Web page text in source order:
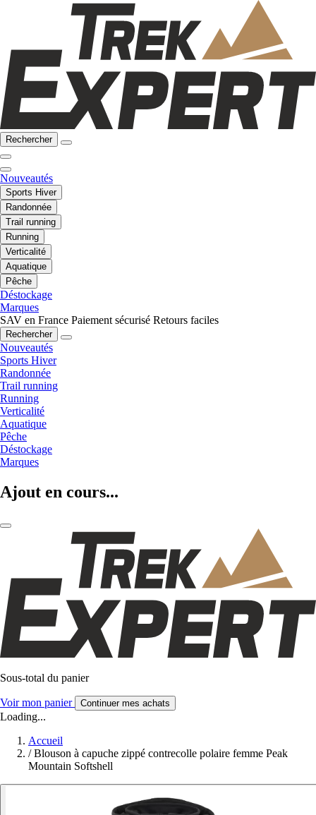
Rechercher
Nouveautés
Sports Hiver
Randonnée
Trail running
Running
Verticalité
Aquatique
Pêche
Déstockage
Marques
SAV en France Paiement sécurisé Retours faciles
Rechercher
Nouveautés
Sports Hiver
Randonnée
Trail running
Running
Verticalité
Aquatique
Pêche
Déstockage
Marques
Ajout en cours...
Sous-total du panier
Voir mon panier Continuer mes achats
Loading...
Accueil
/ Blouson à capuche zippé contrecolle polaire femme Peak
Mountain Softshell